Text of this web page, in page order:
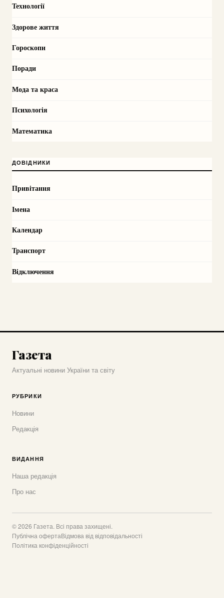
Технології
Здорове життя
Гороскопи
Поради
Мода та краса
Психологія
Математика
ДОВІДНИКИ
Привітання
Імена
Календар
Транспорт
Відключення
Газета
Актуальні новини України та світу
РУБРИКИ
Новини
Редакція
ВИДАННЯ
Наша редакція
Про нас
© 2026 Газета. Всі права захищені.
Публічна офертаВідмова від відповідальності
Політика конфіденційності